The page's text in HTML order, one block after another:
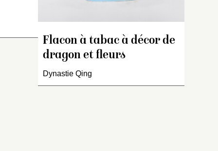
blanc.
Flacon à tabac à décor de
dragon et fleurs
Dynastie Qing